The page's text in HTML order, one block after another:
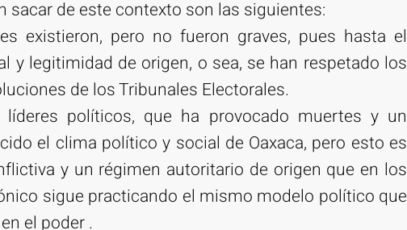
sacar de este contexto son las siguientes:
existieron, pero no fueron graves, pues hasta el
y legitimidad de origen, o sea, se han respetado los
de los Tribunales Electorales.
políticos, que ha provocado muertes y un
el clima político y social de Oaxaca, pero esto es
y un régimen autoritario de origen que en los
sigue practicando el mismo modelo político que
el poder .